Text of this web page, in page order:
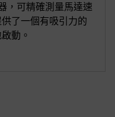
，可精確測量馬達速
了一個有吸引力的
動。